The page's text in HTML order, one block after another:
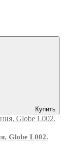
Купить
Globe L002.